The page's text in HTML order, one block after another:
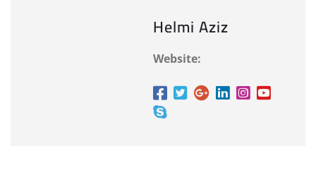
Helmi Aziz
Website: